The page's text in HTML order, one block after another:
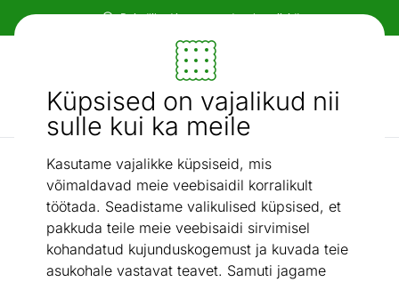
Küpsised on vajalikud nii
sulle kui ka meile
Kasutame vajalikke küpsiseid, mis
võimaldavad meie veebisaidil korralikult
töötada. Seadistame valikulised küpsised, et
pakkuda teile meie veebisaidi sirvimisel
kohandatud kujunduskogemust ja kuvada teie
asukohale vastavat teavet. Samuti jagame
Paindlikud ja mugavad makseviisid!
Mööbel ja sisustus - ON24
Otsi...
AI otsing
Tekid / Puuvillane tekk 150x200 cm